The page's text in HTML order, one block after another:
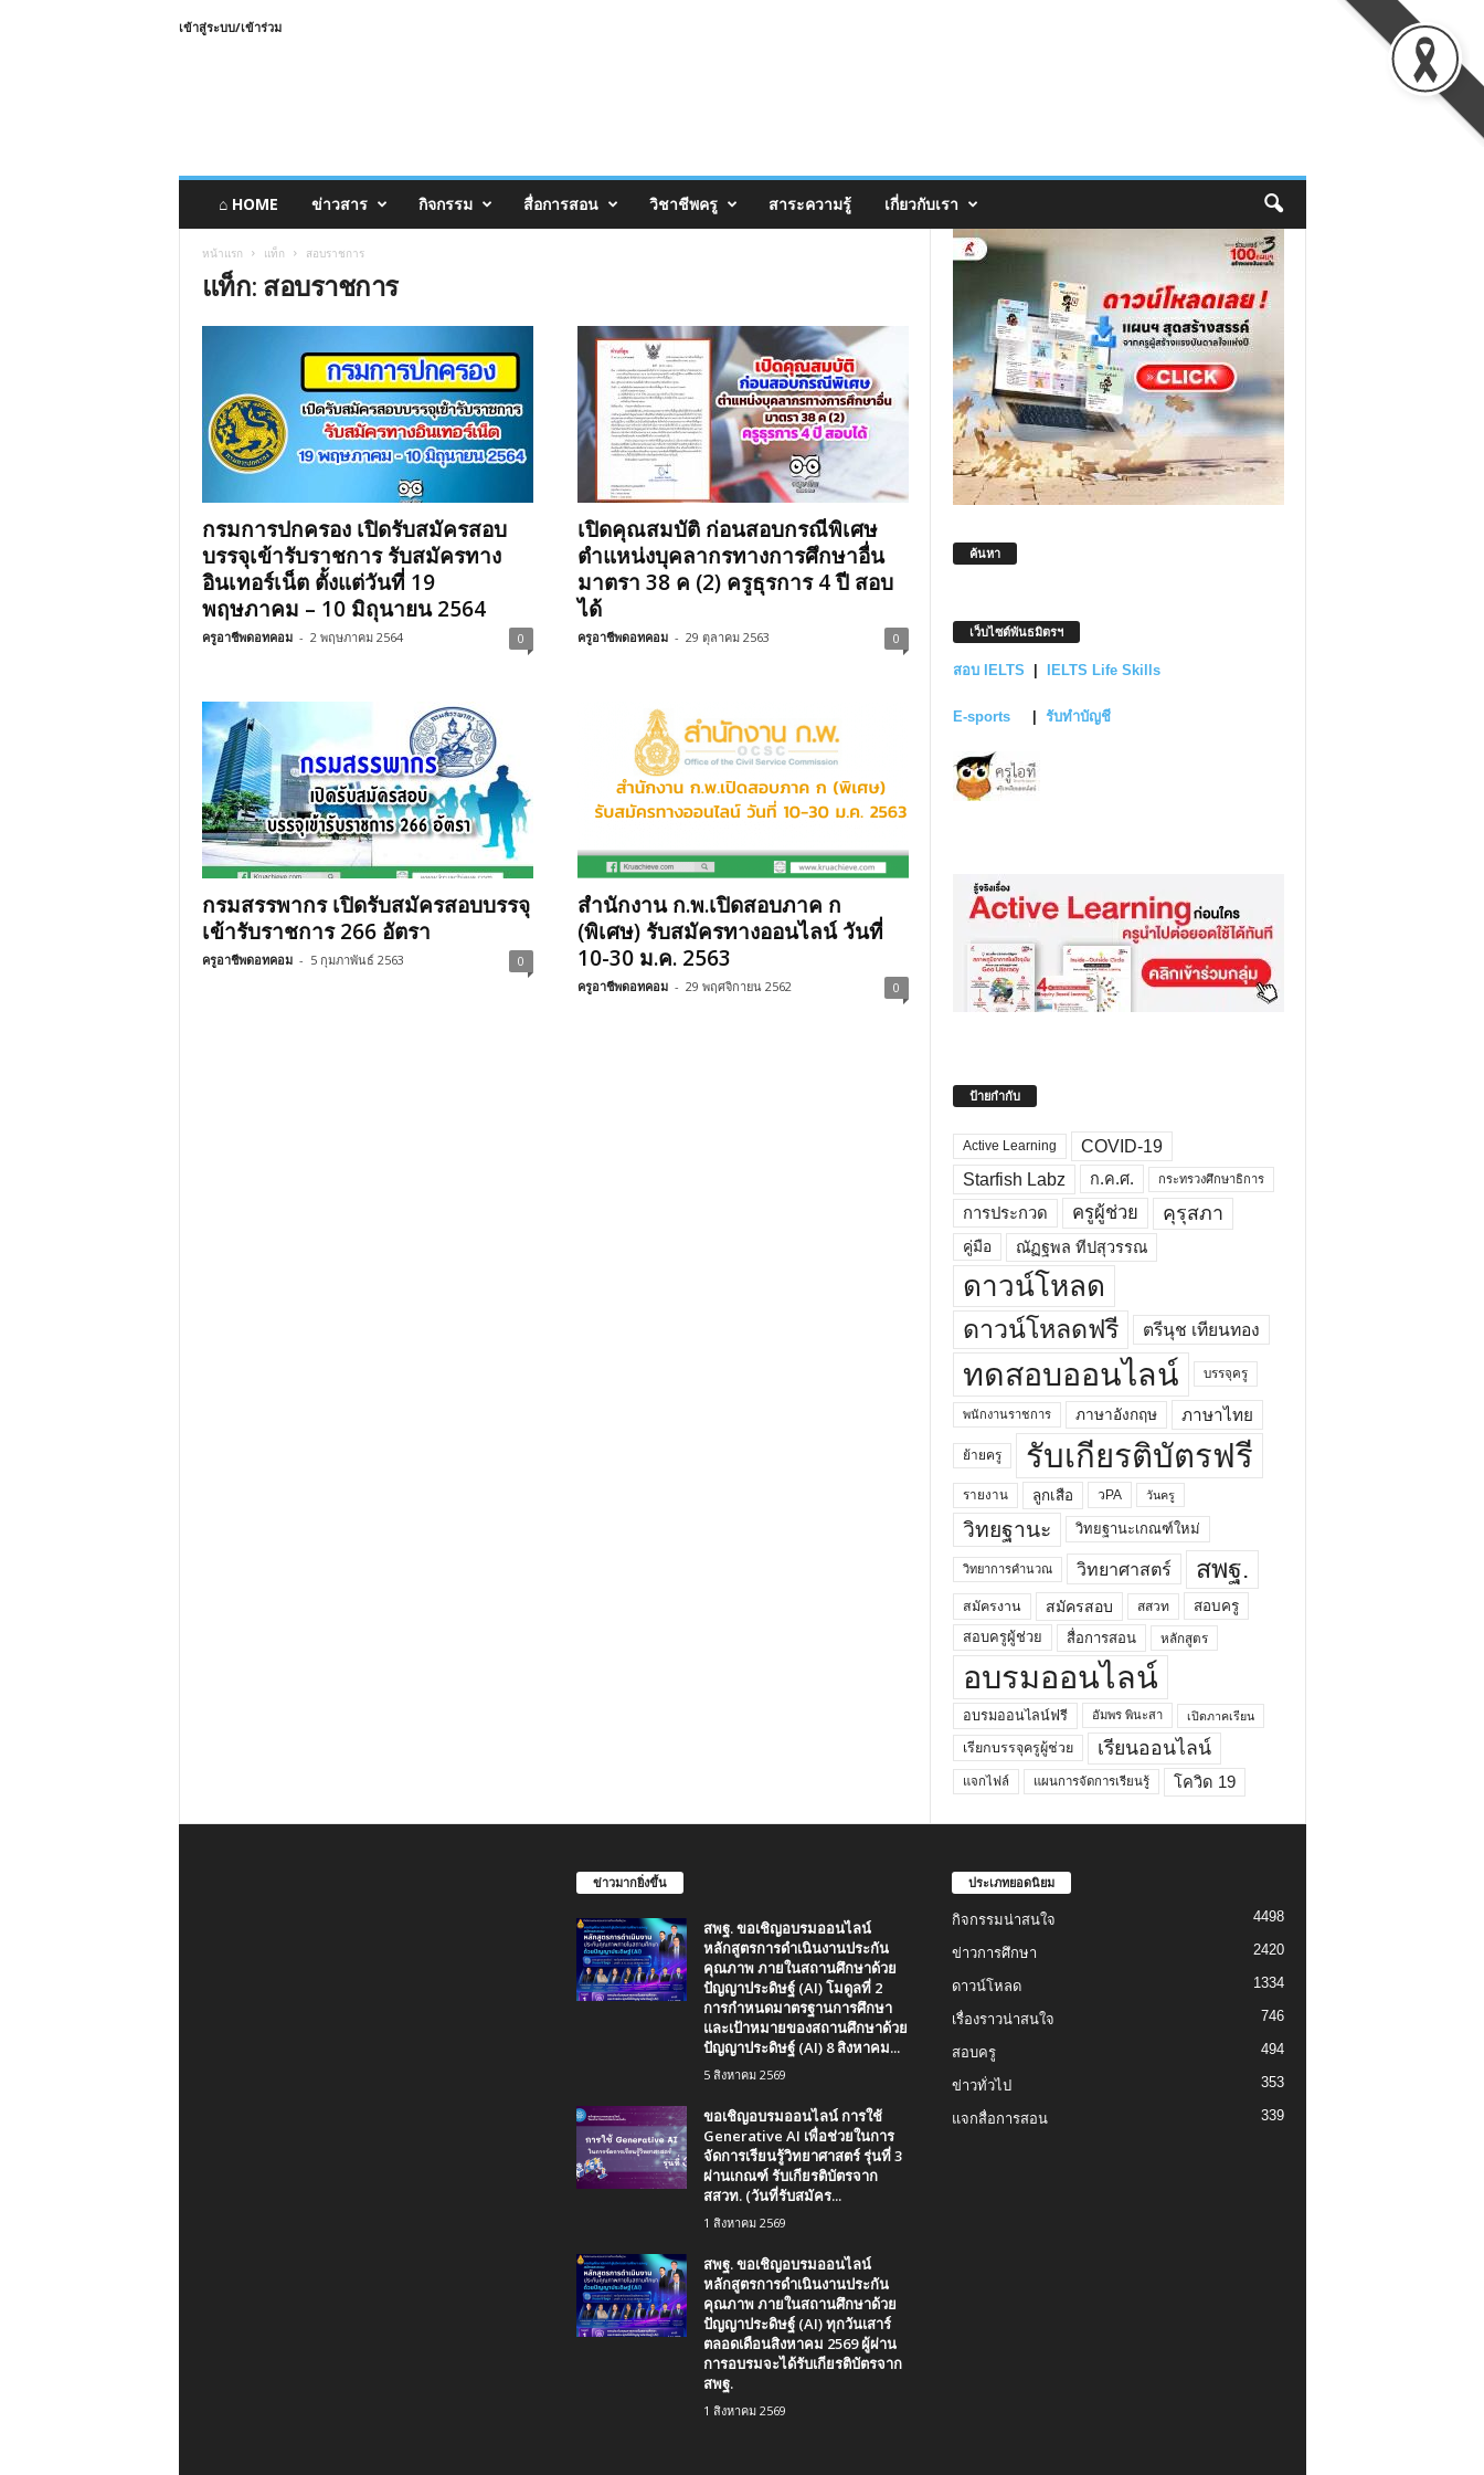
เข้าสู่ระบบ/เข้าร่วม
⌂ HOME ข่าวสาร กิจกรรม สื่อการสอน วิชาชีพครู สาระความรู้ เกี่ยวกับเรา
หน้าแรก แท็ก สอบราชการ
แท็ก: สอบราชการ
กรมการปกครอง เปิดรับสมัครสอบ
บรรจุเข้ารับราชการ รับสมัครทาง
อินเทอร์เน็ต ตั้งแต่วันที่ 19
พฤษภาคม – 10 มิถุนายน 2564
ครูอาชีพดอทคอม - 2 พฤษภาคม 2564 0
เปิดคุณสมบัติ ก่อนสอบกรณีพิเศษ
ตำแหน่งบุคลากรทางการศึกษาอื่น
มาตรา 38 ค (2) ครูธุรการ 4 ปี สอบ
ได้
ครูอาชีพดอทคอม - 29 ตุลาคม 2563 0
กรมสรรพากร เปิดรับสมัครสอบบรรจุ
เข้ารับราชการ 266 อัตรา
ครูอาชีพดอทคอม - 5 กุมภาพันธ์ 2563 0
สำนักงาน ก.พ.เปิดสอบภาค ก
(พิเศษ) รับสมัครทางออนไลน์ วันที่
10-30 ม.ค. 2563
ครูอาชีพดอทคอม - 29 พฤศจิกายน 2562 0
ค้นหา
เว็บไซต์พันธมิตรฯ
สอบ IELTS IELTS Life Skills
E-sports รับทำบัญชี
ป้ายกำกับ
Active Learning
COVID-19
Starfish Labz
ก.ค.ศ. กระทรวงศึกษาธิการ
การประกวด ครูผู้ช่วย คุรุสภา
คู่มือ ณัฏฐพล ทีปสุวรรณ
ดาวน์โหลด
ดาวน์โหลดฟรี ตรีนุช เทียนทอง
ทดสอบออนไลน์ บรรจุครู
พนักงานราชการ ภาษาอังกฤษ ภาษาไทย
ย้ายครู รับเกียรติบัตรฟรี
รายงาน ลูกเสือ วPA วันครู
วิทยฐานะ วิทยฐานะเกณฑ์ใหม่
วิทยาการคำนวณ วิทยาศาสตร์ สพฐ.
สมัครงาน สมัครสอบ สสวท
สอบครู
สอบครูผู้ช่วย
สื่อการสอน หลักสูตร
อบรมออนไลน์
อบรมออนไลน์ฟรี อัมพร พินะสา เปิดภาคเรียน
เรียกบรรจุครูผู้ช่วย เรียนออนไลน์
แจกไฟล์ แผนการจัดการเรียนรู้ โควิด 19
ข่าวมากยิ่งขึ้น
สพฐ. ขอเชิญอบรมออนไลน์
หลักสูตรการดำเนินงานประกัน
คุณภาพ ภายในสถานศึกษาด้วย
ปัญญาประดิษฐ์ (AI) โมดูลที่ 2
การกำหนดมาตรฐานการศึกษา
และเป้าหมายของสถานศึกษาด้วย
ปัญญาประดิษฐ์ (AI) 8 สิงหาคม...
5 สิงหาคม 2569
ขอเชิญอบรมออนไลน์ การใช้
Generative AI เพื่อช่วยในการ
จัดการเรียนรู้วิทยาศาสตร์ รุ่นที่ 3
ผ่านเกณฑ์ รับเกียรติบัตรจาก
สสวท. (วันที่รับสมัคร...
1 สิงหาคม 2569
สพฐ. ขอเชิญอบรมออนไลน์
หลักสูตรการดำเนินงานประกัน
คุณภาพ ภายในสถานศึกษาด้วย
ปัญญาประดิษฐ์ (AI) ทุกวันเสาร์
ตลอดเดือนสิงหาคม 2569 ผู้ผ่าน
การอบรมจะได้รับเกียรติบัตรจาก
สพฐ.
1 สิงหาคม 2569
ประเภทยอดนิยม
กิจกรรมน่าสนใจ 4498
ข่าวการศึกษา 2420
ดาวน์โหลด 1334
เรื่องราวน่าสนใจ 746
สอบครู 494
ข่าวทั่วไป 353
แจกสื่อการสอน 339